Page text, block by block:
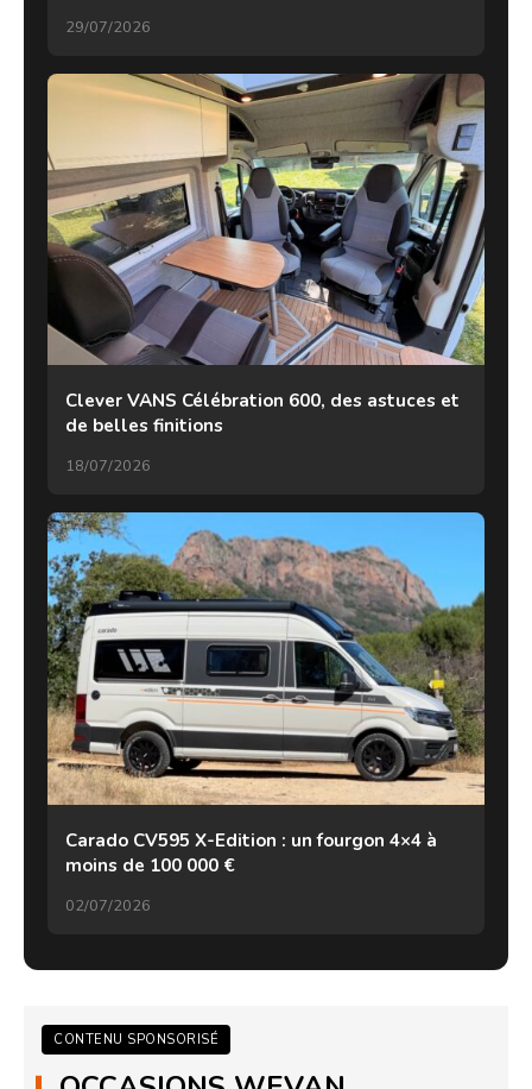
29/07/2026
Clever VANS Célébration 600, des astuces et
de belles finitions
18/07/2026
Carado CV595 X-Edition : un fourgon 4×4 à
moins de 100 000 €
02/07/2026
CONTENU SPONSORISÉ